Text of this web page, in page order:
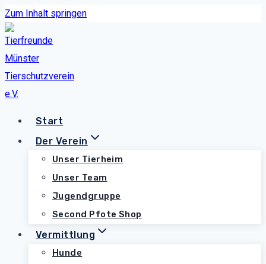
Zum Inhalt springen
Start
Der Verein
Unser Tierheim
Unser Team
Jugendgruppe
Second Pfote Shop
Vermittlung
Hunde